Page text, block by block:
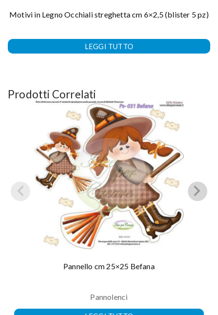
Motivi in Legno Occhiali streghetta cm 6×2,5 (blister 5 pz)
LEGGI TUTTO
Prodotti Correlati
Pannello cm 25×25 Befana
Pannolenci